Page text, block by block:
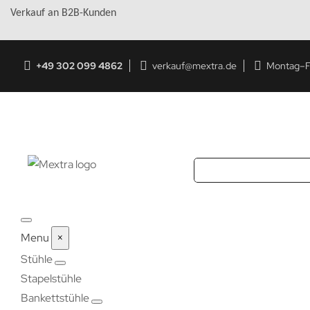
Verkauf an B2B-Kunden
+49 302 099 4862 verkauf@mextra.de
Menu
×
Stühle
Stapelstühle
Bankettstühle